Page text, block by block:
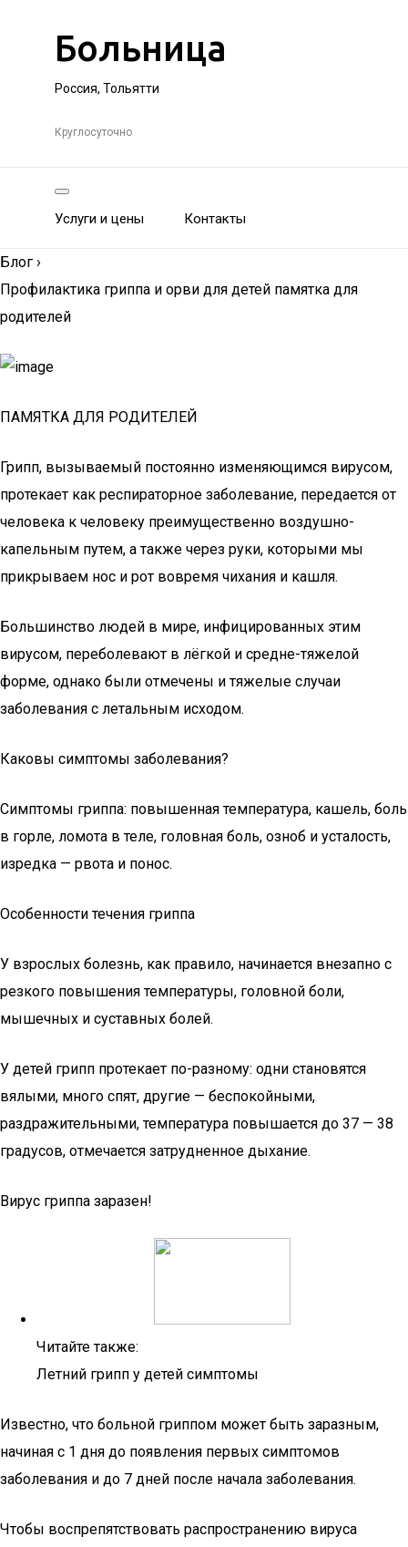
Больница
Россия, Тольятти
Круглосуточно
Услуги и цены Контакты
Блог ›
Профилактика гриппа и орви для детей памятка для
родителей
ПАМЯТКА ДЛЯ РОДИТЕЛЕЙ
Грипп, вызываемый постоянно изменяющимся вирусом,
протекает как респираторное заболевание, передается от
человека к человеку преимущественно воздушно-
капельным путем, а также через руки, которыми мы
прикрываем нос и рот вовремя чихания и кашля.
Большинство людей в мире, инфицированных этим
вирусом, переболевают в лёгкой и средне-тяжелой
форме, однако были отмечены и тяжелые случаи
заболевания с летальным исходом.
Каковы симптомы заболевания?
Симптомы гриппа: повышенная температура, кашель, боль
в горле, ломота в теле, головная боль, озноб и усталость,
изредка — рвота и понос.
Особенности течения гриппа
У взрослых болезнь, как правило, начинается внезапно с
резкого повышения температуры, головной боли,
мышечных и суставных болей.
У детей грипп протекает по-разному: одни становятся
вялыми, много спят, другие — беспокойными,
раздражительными, температура повышается до 37 — 38
градусов, отмечается затрудненное дыхание.
Вирус гриппа заразен!
Читайте также:
Летний грипп у детей симптомы
Известно, что больной гриппом может быть заразным,
начиная с 1 дня до появления первых симптомов
заболевания и до 7 дней после начала заболевания.
Чтобы воспрепятствовать распространению вируса